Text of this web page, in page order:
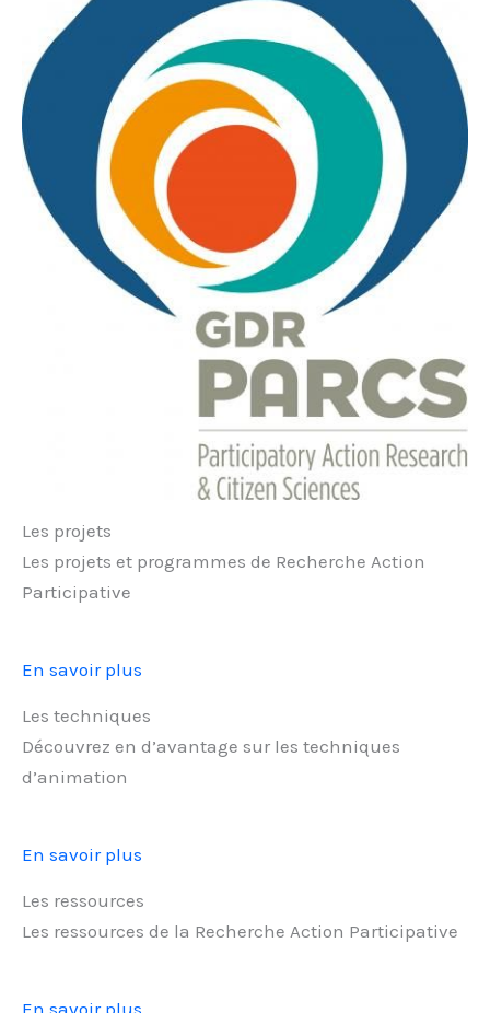
Les projets
Les projets et programmes de Recherche Action
Participative
En savoir plus
Les techniques
Découvrez en d’avantage sur les techniques
d’animation
En savoir plus
Les ressources
Les ressources de la Recherche Action Participative
En savoir plus